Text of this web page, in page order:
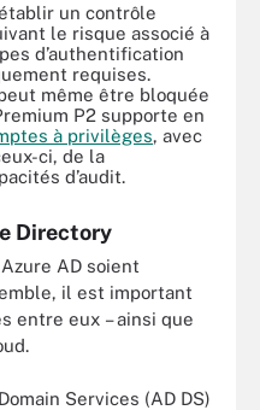
un contrôle
le risque associé à
d’authentification
requises.
même être bloquée
P2 supporte en
à privilèges, avec
ci, de la
d’audit.
Directory
AD soient
il est important
entre eux – ainsi que
Services (AD DS)